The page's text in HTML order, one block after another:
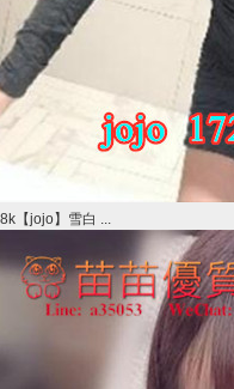
8k【jojo】雪白 ...